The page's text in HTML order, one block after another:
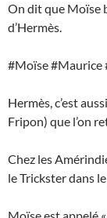
On dit que Moïse
d’Hermès.
#Moïse #Maurice
Hermès, c’est
Fripon) que l’on
Chez les
le Trickster dans